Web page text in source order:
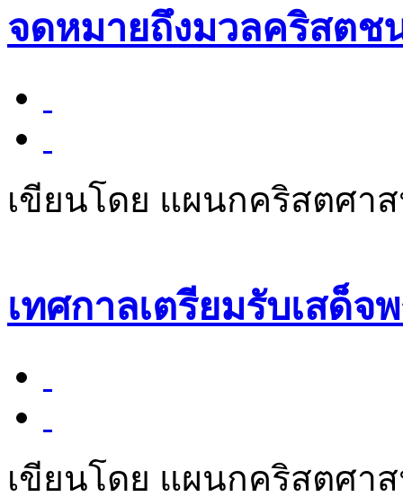
จดหมายถึงมวลคริสตช
เขียนโดย แผนกคริสตศา
เทศกาลเตรียมรับเสด็จ
เขียนโดย แผนกคริสตศา